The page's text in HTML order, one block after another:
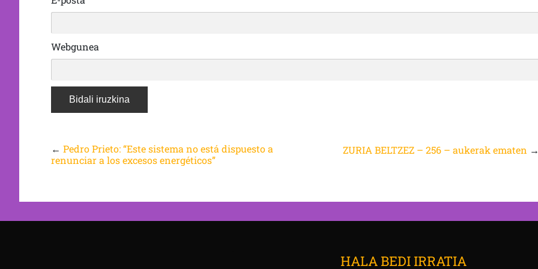
Webgunea
←Pedro Prieto: “Este sistema no está dispuesto a
renunciar a los excesos energéticos”
ZURIA BELTZEZ – 256 – aukerak ematen →
HALA BEDI IRRATIA